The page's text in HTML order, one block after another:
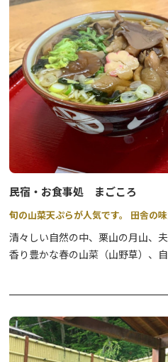
民宿・お食事処 まごころ
旬の山菜天ぷらが人気です。 田舎の味
清々しい自然の中、栗山の月山、
香り豊かな春の山菜（山野草）、